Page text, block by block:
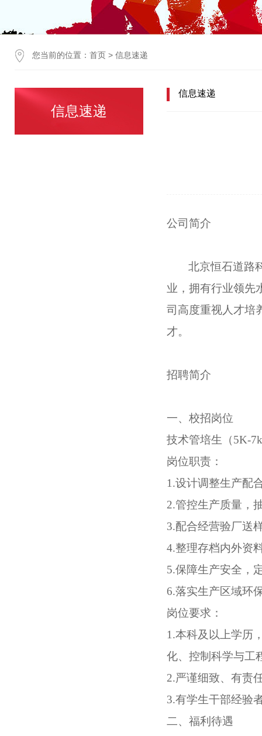
您当前的位置： 首页 > 信息速递
信息速递
信息速递
公司简介
北京恒石道路
业，拥有行业领先
司高度重视人才培
才。
招聘简介
一、 校招岗位
技术管培生（5K-
岗位职责：
1 .设计调整生产配
2.管控生产质量，
3.配合经营验厂送
4.整理存档内外资
5.保障生产安全，
6.落实生产区域环
岗位要求：
1.本科及以上学历
化、控制科学与工
2.严谨细致、有责
3.有学生干部经验
二、福利待遇